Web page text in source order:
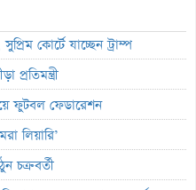
কোর্টে যাচ্ছেন ট্রাম্প
প্রতিমন্ত্রী
ফুটবল ফেডারেশন
লিয়ারি’
চক্রবর্তী